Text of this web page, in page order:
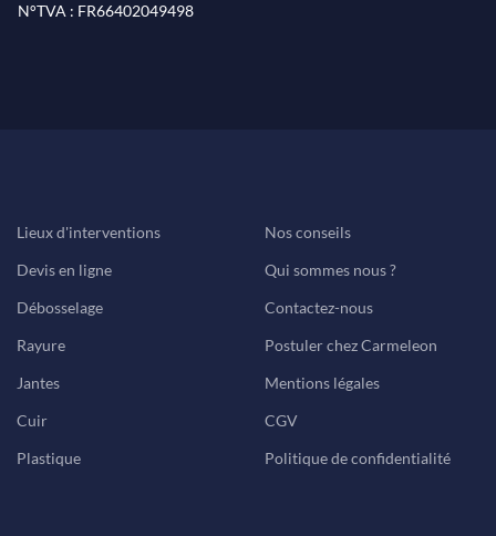
N°TVA : FR66402049498
Lieux d'interventions
Devis en ligne
Débosselage
Rayure
Jantes
Cuir
Plastique
Nos conseils
Qui sommes nous ?
Contactez-nous
Postuler chez Carmeleon
Mentions légales
CGV
Politique de confidentialité